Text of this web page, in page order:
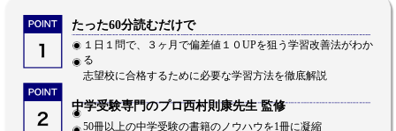
たった60分読むだけで
１日１問で、３ヶ月で偏差値１０UPを狙う学習改善法がわか
る
志望校に合格するために必要な学習方法を徹底解説
中学受験専門のプロ西村則康先生 監修
50冊以上の中学受験の書籍のノウハウを1冊に凝縮